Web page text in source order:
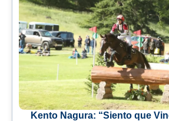
Kento Nagura: “Siento que